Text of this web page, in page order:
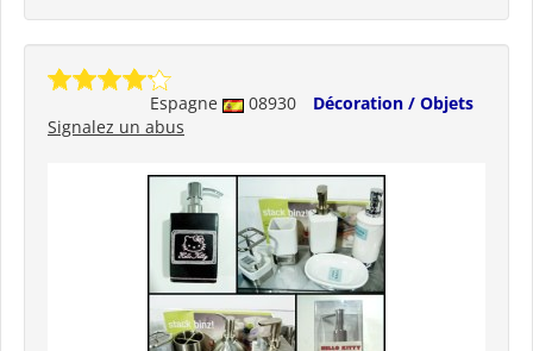
Espagne 08930
Décoration / Objets
Signalez un abus